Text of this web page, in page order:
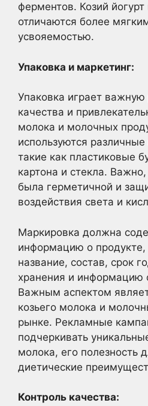
ферментов. Козий
отличаются более
усвояемостью.
Упаковка и маркетинг:
Упаковка играет важную
качества и
молока и молочных
используются
такие как пластиковые
картона и стекла.
была герметичной и
воздействия света и
Маркировка должна
информацию о
название, состав, срок
хранения и информацию
Важным аспектом
козьего молока и
рынке. Рекламные
подчеркивать
молока, его полезность
диетические
Контроль качества: